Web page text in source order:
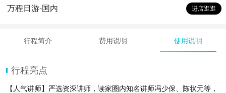
部分是只有建筑物的地方，孩子能全程跟下来，离不开陈状元的合理安排和期间
万程日游-国内 进店逛逛
行程简介 费用说明 使用说明
行程亮点
【人气讲师】严选资深讲师，读家圈内知名讲师冯少保、陈状元等，